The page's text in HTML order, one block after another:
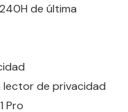
de última
lector de privacidad
Pro